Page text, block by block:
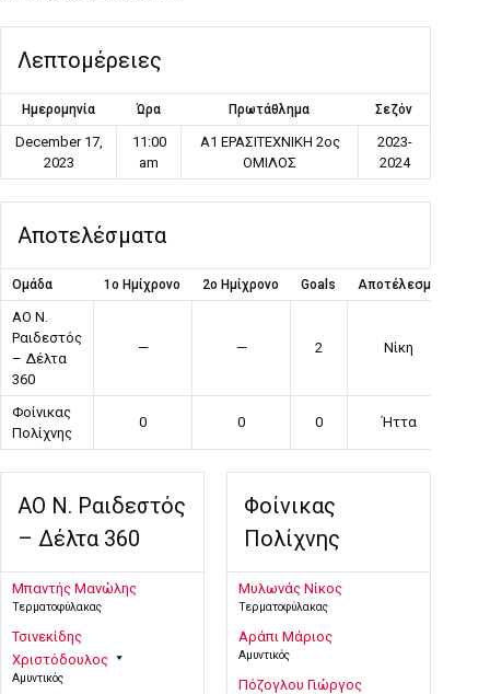
Λεπτομέρειες
Ημερομηνία Ώρα Πρωτάθλημα Σεζόν
December 17,
2023
11:00
am
Α1 ΕΡΑΣΙΤΕΧΝΙΚΗ 2ος
ΟΜΙΛΟΣ
2023-
2024
Αποτελέσματα
Ομάδα 1ο Ημίχρονο 2ο Ημίχρονο Goals Αποτέλεσμα
ΑΟ Ν.
Ραιδεστός
– Δέλτα
360
— — 2 Νίκη
Φοίνικας
Πολίχνης
0 0 0 Ήττα
ΑΟ Ν. Ραιδεστός
– Δέλτα 360
Μπαντής Μανώλης
Τερματοφύλακας
Τσινεκίδης
Χριστόδουλος
Αμυντικός
Φοίνικας
Πολίχνης
Μυλωνάς Νίκος
Τερματοφύλακας
Αράπι Μάριος
Αμυντικός
Πόζογλου Γιώργος